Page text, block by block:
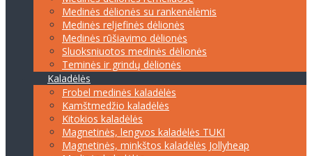
Medinės dėlionės su rankenėlėmis
Medinės reljefinės dėlionės
Medinės rūšiavimo dėlionės
Sluoksniuotos medinės dėlionės
Teminės ir grindų dėlionės
Kaladėlės
Frobel medinės kaladėlės
Kamštmedžio kaladėlės
Kitokios kaladėlės
Magnetinės, lengvos kaladėlės TUKI
Magnetinės, minkštos kaladėlės Jollyheap